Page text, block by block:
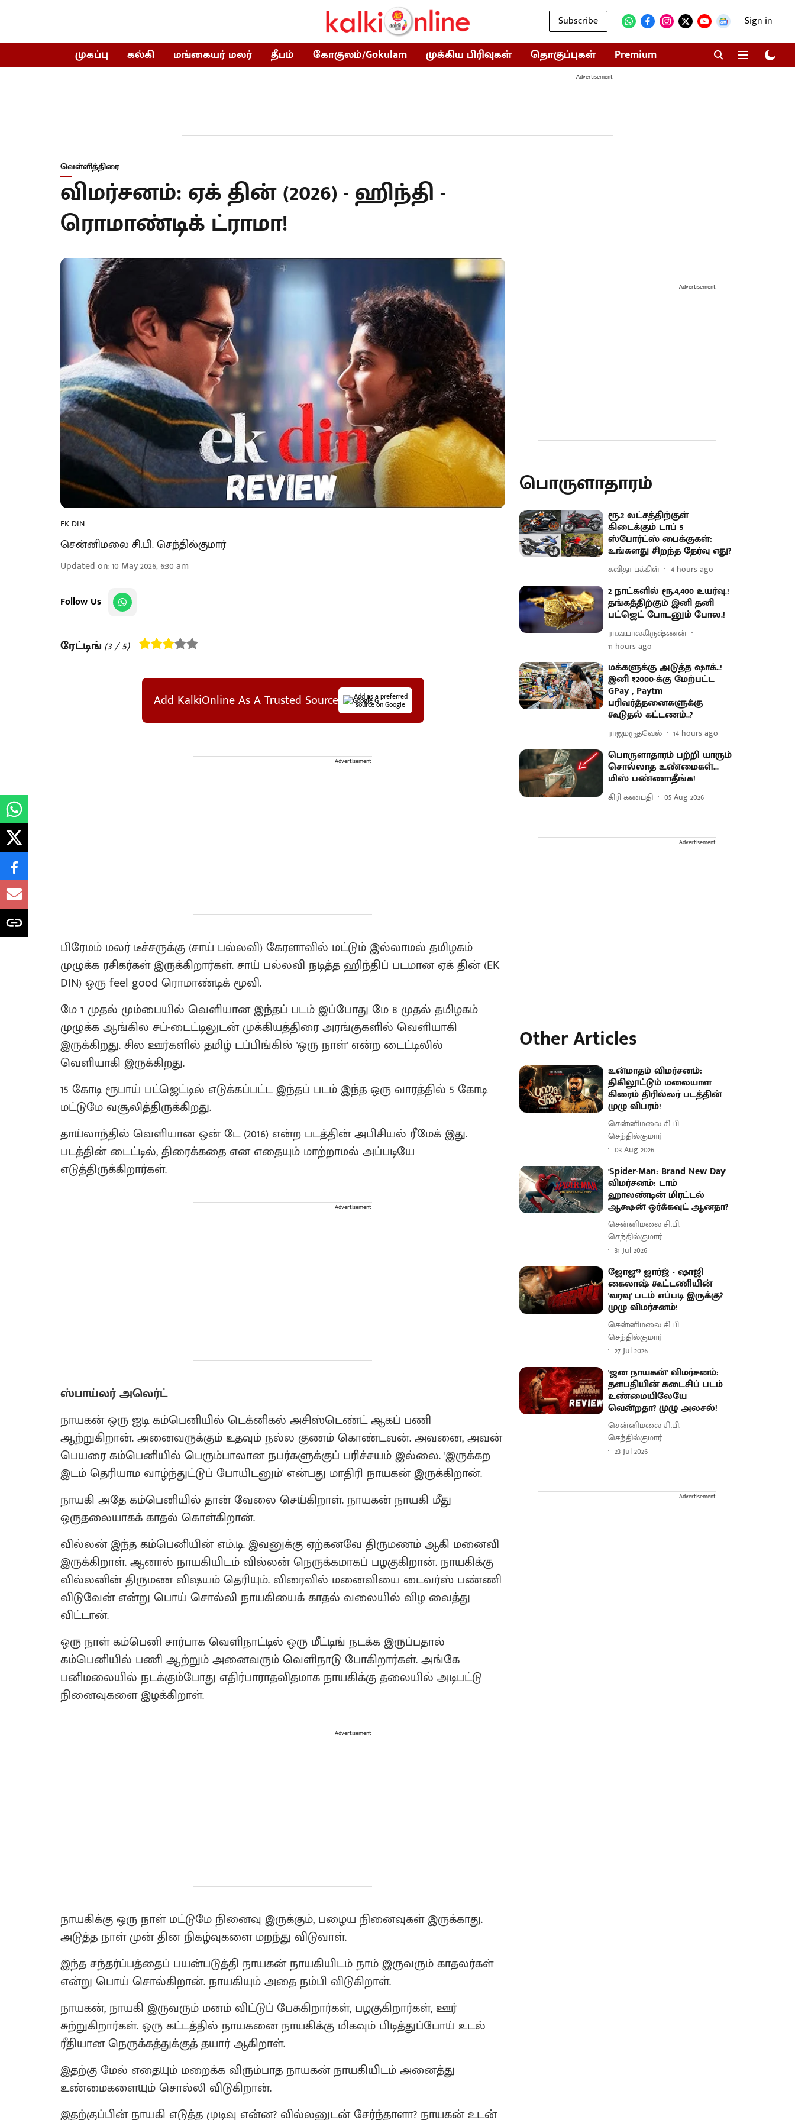
Subscribe Sign in
முகப்பு கல்கி மங்கையர் மலர் தீபம் கோகுலம்/Gokulam முக்கிய பிரிவுகள் தொகுப்புகள் Premium
Advertisement
வெள்ளித்திரை
விமர்சனம்: ஏக் தின் (2026) - ஹிந்தி -
ரொமாண்டிக் ட்ராமா!
EK DIN
சென்னிமலை சி.பி. செந்தில்குமார்
Updated on:10 May 2026, 6:30 am
Follow Us
ரேட்டிங் (3/ 5)
Add KalkiOnline As A Trusted Source Add as a preferred
source on Google
Advertisement
பிரேமம் மலர் டீச்சருக்கு (சாய் பல்லவி) கேரளாவில் மட்டும் இல்லாமல் தமிழகம்
முழுக்க ரசிகர்கள் இருக்கிறார்கள். சாய் பல்லவி நடித்த ஹிந்திப் படமான ஏக் தின் (EK
DIN) ஒரு feel good ரொமாண்டிக் மூவி.
மே 1 முதல் மும்பையில் வெளியான இந்தப் படம் இப்போது மே 8 முதல் தமிழகம்
முழுக்க ஆங்கில சப்-டைட்டிலுடன் முக்கியத்திரை அரங்குகளில் வெளியாகி
இருக்கிறது. சில ஊர்களில் தமிழ் டப்பிங்கில் 'ஒரு நாள்' என்ற டைட்டிலில்
வெளியாகி இருக்கிறது.
15 கோடி ரூபாய் பட்ஜெட்டில் எடுக்கப்பட்ட இந்தப் படம் இந்த ஒரு வாரத்தில் 5 கோடி
மட்டுமே வசூலித்திருக்கிறது.
தாய்லாந்தில் வெளியான ஒன் டே (2016) என்ற படத்தின் அபிசியல் ரீமேக் இது.
படத்தின் டைட்டில், திரைக்கதை என எதையும் மாற்றாமல் அப்படியே
எடுத்திருக்கிறார்கள்.
Advertisement
ஸ்பாய்லர் அலெர்ட்
நாயகன் ஒரு ஐடி கம்பெனியில் டெக்னிகல் அசிஸ்டெண்ட் ஆகப் பணி
ஆற்றுகிறான். அனைவருக்கும் உதவும் நல்ல குணம் கொண்டவன். அவனை, அவன்
பெயரை கம்பெனியில் பெரும்பாலான நபர்களுக்குப் பரிச்சயம் இல்லை. 'இருக்கற
இடம் தெரியாம வாழ்ந்துட்டுப் போயிடனும்' என்பது மாதிரி நாயகன் இருக்கிறான்.
நாயகி அதே கம்பெனியில் தான் வேலை செய்கிறாள். நாயகன் நாயகி மீது
ஒருதலையாகக் காதல் கொள்கிறான்.
வில்லன் இந்த கம்பெனியின் எம்.டி. இவனுக்கு ஏற்கனவே திருமணம் ஆகி மனைவி
இருக்கிறாள். ஆனால் நாயகியிடம் வில்லன் நெருக்கமாகப் பழகுகிறான். நாயகிக்கு
வில்லனின் திருமண விஷயம் தெரியும். விரைவில் மனைவியை டைவர்ஸ் பண்ணி
விடுவேன் என்று பொய் சொல்லி நாயகியைக் காதல் வலையில் விழ வைத்து
விட்டான்.
ஒரு நாள் கம்பெனி சார்பாக வெளிநாட்டில் ஒரு மீட்டிங் நடக்க இருப்பதால்
கம்பெனியில் பணி ஆற்றும் அனைவரும் வெளிநாடு போகிறார்கள். அங்கே
பனிமலையில் நடக்கும்போது எதிர்பாராதவிதமாக நாயகிக்கு தலையில் அடிபட்டு
நினைவுகளை இழக்கிறாள்.
Advertisement
நாயகிக்கு ஒரு நாள் மட்டுமே நினைவு இருக்கும், பழைய நினைவுகள் இருக்காது.
அடுத்த நாள் முன் தின நிகழ்வுகளை மறந்து விடுவாள்.
இந்த சந்தர்ப்பத்தைப் பயன்படுத்தி நாயகன் நாயகியிடம் நாம் இருவரும் காதலர்கள்
என்று பொய் சொல்கிறான். நாயகியும் அதை நம்பி விடுகிறாள்.
நாயகன், நாயகி இருவரும் மனம் விட்டுப் பேசுகிறார்கள், பழகுகிறார்கள், ஊர்
சுற்றுகிறார்கள். ஒரு கட்டத்தில் நாயகனை நாயகிக்கு மிகவும் பிடித்துப்போய் உடல்
ரீதியான நெருக்கத்துக்குத் தயார் ஆகிறாள்.
இதற்கு மேல் எதையும் மறைக்க விரும்பாத நாயகன் நாயகியிடம் அனைத்து
உண்மைகளையும் சொல்லி விடுகிறான்.
இதற்குப்பின் நாயகி எடுத்த முடிவு என்ன? வில்லனுடன் சேர்ந்தாளா? நாயகன் உடன்
Advertisement
பொருளாதாரம்
ரூ.2 லட்சத்திற்குள்
கிடைக்கும் டாப் 5
ஸ்போர்ட்ஸ் பைக்குகள்:
உங்களது சிறந்த தேர்வு எது?
கவிதா பக்கிள் 4 hours ago
2 நாட்களில் ரூ.4,400 உயர்வு.!
தங்கத்திற்கும் இனி தனி
பட்ஜெட் போடனும் போல.!
ரா.வ.பாலகிருஷ்ணன்
11 hours ago
மக்களுக்கு அடுத்த ஷாக்..!
இனி ₹2000-க்கு மேற்பட்ட
GPay , Paytm
பரிவர்த்தனைகளுக்கு
கூடுதல் கட்டணம்..?
ராஜமருதவேல் 14 hours ago
பொருளாதாரம் பற்றி யாரும்
சொல்லாத உண்மைகள்...
மிஸ் பண்ணாதீங்க!
கிரி கணபதி 05 Aug 2026
Advertisement
Other Articles
உன்மாதம் விமர்சனம்:
திகிலூட்டும் மலையாள
கிரைம் திரில்லர் படத்தின்
முழு விபரம்!
சென்னிமலை சி.பி.
செந்தில்குமார்
03 Aug 2026
'Spider-Man: Brand New Day'
விமர்சனம்: டாம்
ஹாலண்டின் மிரட்டல்
ஆக்ஷன் ஒர்க்கவுட் ஆனதா?
சென்னிமலை சி.பி.
செந்தில்குமார்
31 Jul 2026
ஜோஜூ ஜார்ஜ் - ஷாஜி
கைலாஷ் கூட்டணியின்
'வரவு' படம் எப்படி இருக்கு?
முழு விமர்சனம்!
சென்னிமலை சி.பி.
செந்தில்குமார்
27 Jul 2026
'ஜன நாயகன்' விமர்சனம்:
தளபதியின் கடைசிப் படம்
உண்மையிலேயே
வென்றதா? முழு அலசல்!
சென்னிமலை சி.பி.
செந்தில்குமார்
23 Jul 2026
Advertisement